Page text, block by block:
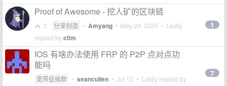
Proof of Awesome - 挖人矿的区块链
2 分享创造 • Amyang • May 24, 2025 • Lastly
replied byc0m
1
IOS 有啥办法使用 FRP 的 P2P 点对点功
能吗
宽带症候群 • seancullen • Jul 15 • Lastly replied by
7